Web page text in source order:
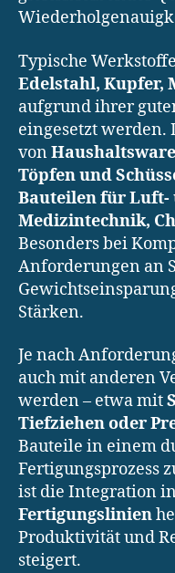
Typische
Edelstahl, Kupfer,
aufgrund ihrer
eingesetzt
von
Töpfen und
Bauteilen für Luft-
Medizintechnik,
Besonders bei
Anforderungen an
Stärken.
Je nach
auch mit anderen
werden – etwa mit
Tiefziehen oder
Bauteile in einem
Fertigungsprozess
ist die Integration
Fertigungslinien
Produktivität und
steigert.